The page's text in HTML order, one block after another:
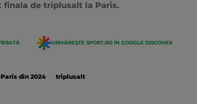
finala de triplusalt la Paris.
URMĂREȘTE SPORT.RO ÎN GOOGLE DISCOVER
din 2024 triplusalt